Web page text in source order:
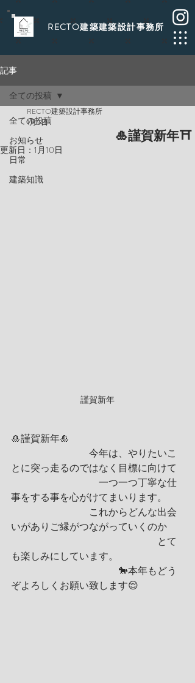
​RECTO建築建築設計事務所
記事
全ての投稿
お知らせ
日常
建築知識
全ての投稿
🎍謹賀新年⛩️
RECTO建築設計事務所
1月5日
更新日： 1月10日
謹賀新年
🎍謹賀新年🎍
今年は、やりたいこ
とに突っ走るのではなく目標に向けて
一つ一つ丁寧な仕
事をする事を心がけてまいります。
これからどんな出会
いがありご縁がつながっていくのか
とて
も楽しみにしています。
🐎本年もどう
ぞよろしくお願い致します😌